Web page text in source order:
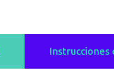
Instrucciones